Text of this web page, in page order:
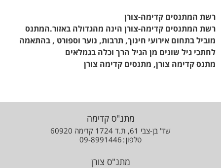
רשת המתנסים קדימה-צורן
רשת המתנסים קדימה-צורן הינה מהגדולה באזור.המתנס
מוביל בתחום אירועי חינוך, תרבות, נוער וספורט , בהתאמה
לחתכי גיל שונים מן הגיל הרך וכלה בגמלאים
מתנס קדימה צורן, מתנסים קדימה צורן
מתנ"ס קדימה
שד' בן-צבי 61, ת.ד 1724 קדימה 60920
טלפון 09-8991446
מתנ"ס צורן